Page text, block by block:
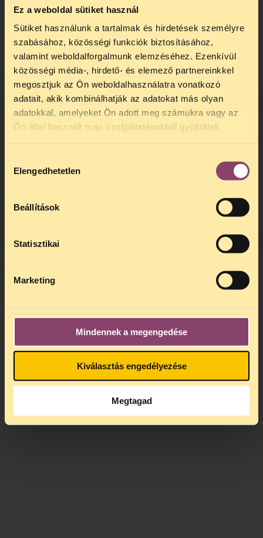
Ez a weboldal sütiket használ
Sütiket használunk a tartalmak és hirdetések személyre
szabásához, közösségi funkciók biztosításához,
valamint weboldalforgalmunk elemzéséhez. Ezenkívül
közösségi média-, hirdető- és elemező partnereinkkel
megosztjuk az Ön weboldalhasználatra vonatkozó
adatait, akik kombinálhatják az adatokat más olyan
adatokkal, amelyeket Ön adott meg számukra vagy az
Ön által használt más szolgáltatásokból gyűjtöttek.
kiválasztása
Elengedhetetlen
Beállítások
Statisztikai
Marketing
Mindennek a megengedése
Kiválasztás engedélyezése
Megtagad
segítse elő, hogy az ügyről minél többen
tudomást szerezhessenek!
TELEFONOS JOGSEGÉLY
SZÜNET!
hogytelefonos jogsegélyünk július 27 és
kedden, 13 és 15 óra között lesz
alatt is elér minket.